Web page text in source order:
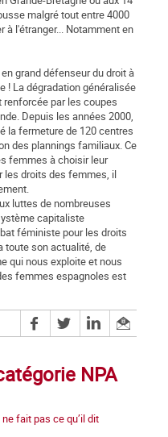
malgré tout entre 4000
à l'étranger... Notamment en
grand défenseur du droit à
! La dégradation généralisée
par les coupes
Depuis les années 2000,
la fermeture de 120 centres
des plannings familiaux. Ce
femmes à choisir leur
les droits des femmes, il
luttes de nombreuses
capitaliste
féministe pour les droits
toute son actualité, de
qui nous exploite et nous
femmes espagnoles est
NPA
fait pas ce qu’il dit